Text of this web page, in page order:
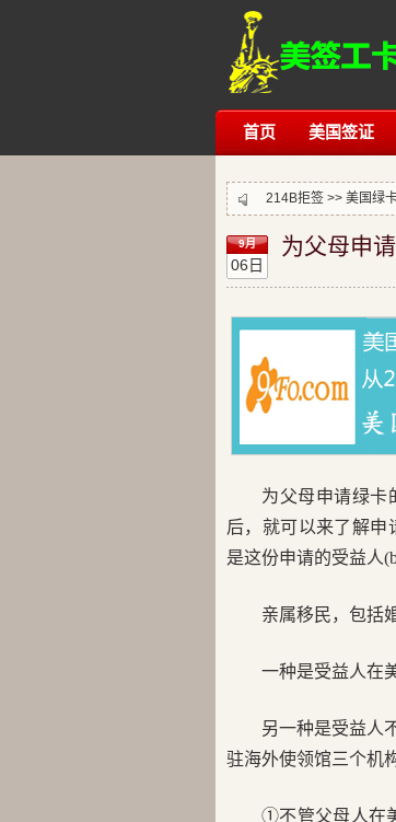
首页 美国签证
214B拒签 >> 美国绿
9月
06日
为父母申
为父母申请绿卡
后，就可以来了解申
是这份申请的受益人
亲属移民，包括
一种是受益人在
另一种是受益人
驻海外使领馆三个机
①不管父母人在